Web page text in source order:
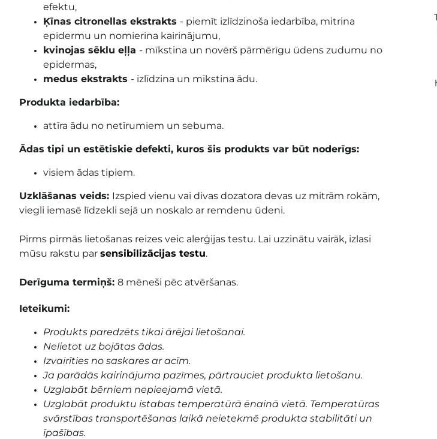
efektu,
Ķīnas citronellas ekstrakts - piemīt izlīdzinoša iedarbība, mitrina
epidermu un nomierina kairinājumu,
kvinojas sēklu eļļa - mīkstina un novērš pārmērīgu ūdens zudumu no
epidermas,
medus ekstrakts - izlīdzina un mīkstina ādu.
Produkta iedarbība:
attīra ādu no netīrumiem un sebuma.
Ādas tipi un estētiskie defekti, kuros šis produkts var būt noderīgs:
visiem ādas tipiem.
Uzklāšanas veids: Izspied vienu vai divas dozatora devas uz mitrām rokām,
viegli iemasē līdzekli sejā un noskalo ar remdenu ūdeni.
Pirms pirmās lietošanas reizes veic alerģijas testu. Lai uzzinātu vairāk, izlasi
mūsu rakstu par sensibilizācijas testu.
Derīguma termiņš: 8 mēneši pēc atvēršanas.
Ieteikumi:
Produkts paredzēts tikai ārējai lietošanai.
Nelietot uz bojātas ādas.
Izvairīties no saskares ar acīm.
Ja parādās kairinājuma pazīmes, pārtrauciet produkta lietošanu.
Uzglabāt bērniem nepieejamā vietā.
Uzglabāt produktu istabas temperatūrā ēnainā vietā. Temperatūras
svārstības transportēšanas laikā neietekmē produkta stabilitāti un
īpašības.